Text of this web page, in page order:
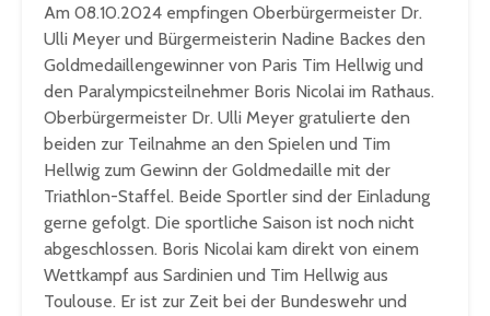
Am 08.10.2024 empfingen Oberbürgermeister Dr.
Ulli Meyer und Bürgermeisterin Nadine Backes den
Goldmedaillengewinner von Paris Tim Hellwig und
den Paralympicsteilnehmer Boris Nicolai im Rathaus.
Oberbürgermeister Dr. Ulli Meyer gratulierte den
beiden zur Teilnahme an den Spielen und Tim
Hellwig zum Gewinn der Goldmedaille mit der
Triathlon-Staffel. Beide Sportler sind der Einladung
gerne gefolgt. Die sportliche Saison ist noch nicht
abgeschlossen. Boris Nicolai kam direkt von einem
Wettkampf aus Sardinien und Tim Hellwig aus
Toulouse. Er ist zur Zeit bei der Bundeswehr und